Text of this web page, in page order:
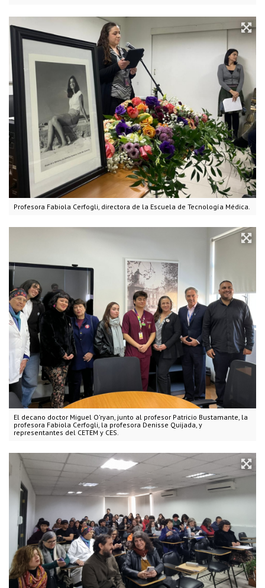
Profesora Fabiola Cerfogli, directora de la Escuela de Tecnología Médica.
El decano doctor Miguel O'ryan, junto al profesor Patricio Bustamante, la
profesora Fabiola Cerfogli, la profesora Denisse Quijada, y
representantes del CETEM y CES.